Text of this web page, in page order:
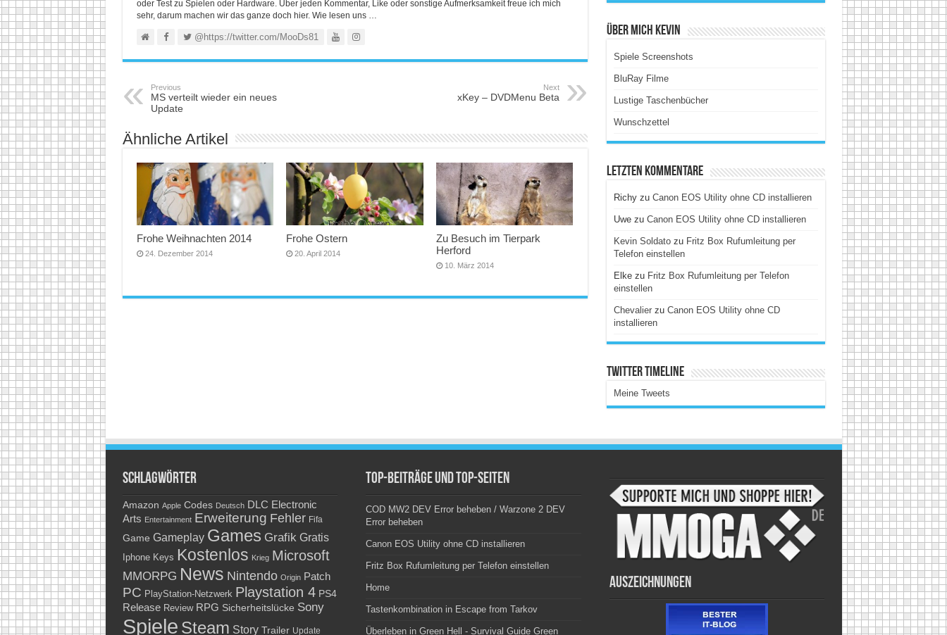
oder Test zu Spielen oder Hardware. Über jeden Kommentar, Like oder sonstige Aufmerksamkeit freue ich mich
sehr, darum machen wir das ganze doch hier. Wie lesen uns …
@https://twitter.com/MooDs81
Previous
MS verteilt wieder ein neues
Update
Next
xKey – DVDMenu Beta
Ähnliche Artikel
Frohe Weihnachten 2014
24. Dezember 2014
Frohe Ostern
20. April 2014
Zu Besuch im Tierpark
Herford
10. März 2014
Über Mich Kevin
Spiele Screenshots
BluRay Filme
Lustige Taschenbücher
Wunschzettel
Letzten Kommentare
Richyzu Canon EOS Utility ohne CD installieren
Uwezu Canon EOS Utility ohne CD installieren
Kevin Soldatozu Fritz Box Rufumleitung per
Telefon einstellen
Elkezu Fritz Box Rufumleitung per Telefon
einstellen
Chevalierzu Canon EOS Utility ohne CD
installieren
Twitter Timeline
Meine Tweets
Schlagwörter
Amazon Apple Codes Deutsch DLC Electronic
Arts Entertainment Erweiterung Fehler Fifa
Game Gameplay Games Grafik Gratis
Iphone Keys Kostenlos Krieg Microsoft
MMORPG News Nintendo Origin Patch
PC PlayStation-Netzwerk Playstation 4 PS4
Release Review RPG Sicherheitslücke Sony
Spiele Steam Story Trailer Update
Top-Beiträge und Top-Seiten
COD MW2 DEV Error beheben / Warzone 2 DEV
Error beheben
Canon EOS Utility ohne CD installieren
Fritz Box Rufumleitung per Telefon einstellen
Home
Tastenkombination in Escape from Tarkov
Überleben in Green Hell - Survival Guide Green
Auszeichnungen